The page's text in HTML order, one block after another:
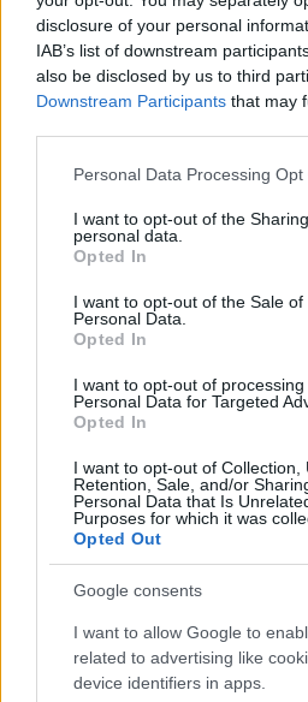
disclosure of your personal
IAB’s list of downstream
also be disclosed by us to third
Downstream Participants that may
Please note that this website/app
not limited to your visit or usage
grant or deny consent to Google
use your data for below specified
consent section.
Personal Data Processing Opt
I want to opt-out of the
personal data.
Opted In
I want to opt-out of the Sale of
Personal Data.
Opted In
I want to opt-out of processing
Personal Data for Targeted
Opted In
I want to opt-out of Collection,
Retention, Sale, and/or
Personal Data that Is
Purposes for which it was
Opted Out
Google consents
I want to allow Google to
related to advertising like
device identifiers in apps.
játékát.
A '40-es években már
készítette első lemezfelvételeit,
jött érte, még ebben az évben,
Hallban mutatkozott be az
sikerének köszönhetően további
Verve kiadónál, majd Ray Brown
kezdett, a zenésztársak között
egymást, mint Charlie Smith és
Herb Ellis és Barney Kessel
játszott együtt, Coleman Hawkins,
Armstrong, Stéphane Grapelli,
Dizzy Gillespie, Stan Getz, Ben
Pass, Clark Terry és Charlie
Oktatóként is jelentős szerepet
meg Torontóban a jazz